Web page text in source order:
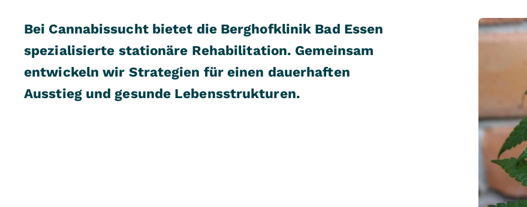
Bei Cannabissucht bietet die Berghofklinik Bad Essen
spezialisierte stationäre Rehabilitation. Gemeinsam
entwickeln wir Strategien für einen dauerhaften
Ausstieg und gesunde Lebensstrukturen.